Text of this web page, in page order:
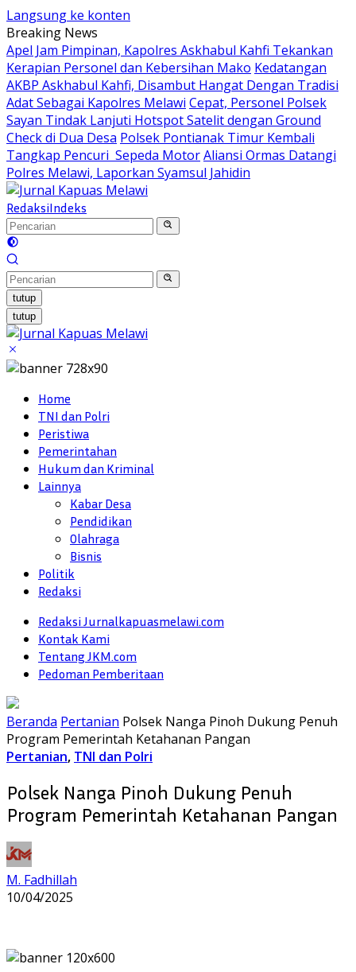
Langsung ke konten
Breaking News
Apel Jam Pimpinan, Kapolres Askhabul Kahfi Tekankan
Kerapian Personel dan Kebersihan Mako Kedatangan
AKBP Askhabul Kahfi, Disambut Hangat Dengan Tradisi
Adat Sebagai Kapolres Melawi Cepat, Personel Polsek
Sayan Tindak Lanjuti Hotspot Satelit dengan Ground
Check di Dua Desa Polsek Pontianak Timur Kembali
Tangkap Pencuri Sepeda MotorAliansi Ormas Datangi
Polres Melawi, Laporkan Syamsul Jahidin
RedaksiIndeks
tutup
tutup
Home
TNI dan Polri
Peristiwa
Pemerintahan
Hukum dan Kriminal
Lainnya
Kabar Desa
Pendidikan
Olahraga
Bisnis
Politik
Redaksi
Redaksi Jurnalkapuasmelawi.com
Kontak Kami
Tentang JKM.com
Pedoman Pemberitaan
Beranda Pertanian Polsek Nanga Pinoh Dukung Penuh
Program Pemerintah Ketahanan Pangan
Pertanian, TNI dan Polri
Polsek Nanga Pinoh Dukung Penuh
Program Pemerintah Ketahanan Pangan
M. Fadhillah
10/04/2025